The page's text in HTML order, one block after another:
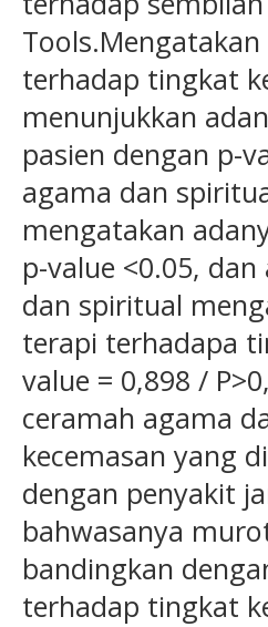
terhadap tingkat
menunjukkan
pasien dengan p-
agama dan
mengatakan
p-value <0.05,
dan spiritual
terapi terhadapa
value = 0,898 /
ceramah agama
kecemasan yang
dengan penyakit
bahwasanya
bandingkan
terhadap tingkat